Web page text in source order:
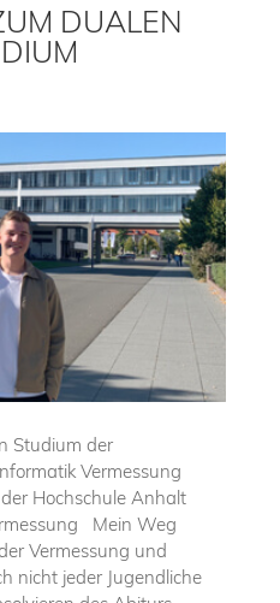
DUALEN
Studium der
Vermessung
Hochschule Anhalt
Mein Weg
Vermessung und
nicht jeder Jugendliche